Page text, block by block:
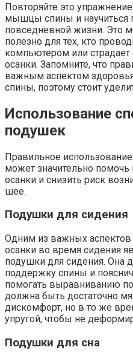
Повторяйте это
мышцы спины и научиться
повседневной жизни. Это
полезно для тех, кто
компьютером или страдает
осанки. Запомните, что
важным аспектом
спины, поэтому стоит
Использование
подушек
Правильное
может значительно
осанки и снизить риск
шее.
Подушки для сидения
Одним из важных
осанки во время сидения
подушки для сидения. Она
поддержку спины и
помогать выравниванию
должна быть достаточно
дискомфорт, но в то же
упругой, чтобы не
Подушки для сна